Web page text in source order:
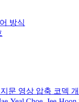
방식
문 영상 압축 코덱